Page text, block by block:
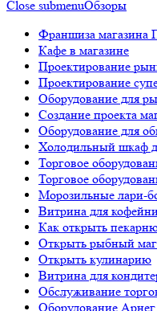
Close submenuОбзоры
Франшиза магазина
Кафе в магазине
Проектирование
Проектирование
Оборудование для
Создание проекта
Оборудование для
Холодильный шкаф
Торговое
Торговое
Морозильные лари-
Витрина для
Как открыть
Открыть рыбный
Открыть кулинарию
Витрина для
Обслуживание
Оборудование Арнег